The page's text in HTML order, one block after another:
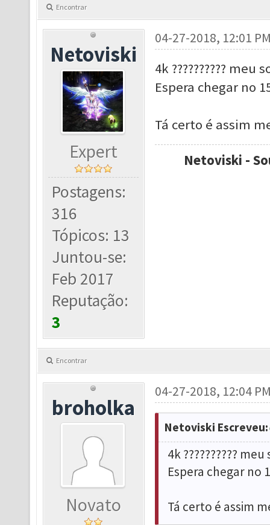
Encontrar
Netoviski
Expert
Postagens:
316
Tópicos: 13
Juntou-se:
Feb 2017
Reputação:
3
04-27-2018, 12:01
4k ??????????
Espera chegar no
Tá certo é assim
Netoviski -
Encontrar
broholka
Novato
04-27-2018, 12:04
Netoviski Escreveu:
4k ??????????
Espera chegar no
Tá certo é assim